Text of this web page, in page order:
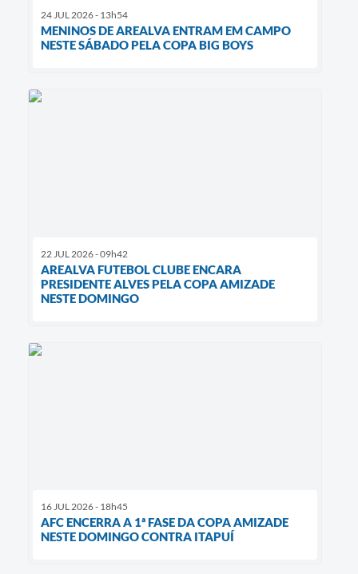
24 JUL 2026 - 13h54
MENINOS DE AREALVA ENTRAM EM CAMPO
NESTE SÁBADO PELA COPA BIG BOYS
22 JUL 2026 - 09h42
AREALVA FUTEBOL CLUBE ENCARA
PRESIDENTE ALVES PELA COPA AMIZADE
NESTE DOMINGO
16 JUL 2026 - 18h45
AFC ENCERRA A 1ª FASE DA COPA AMIZADE
NESTE DOMINGO CONTRA ITAPUÍ